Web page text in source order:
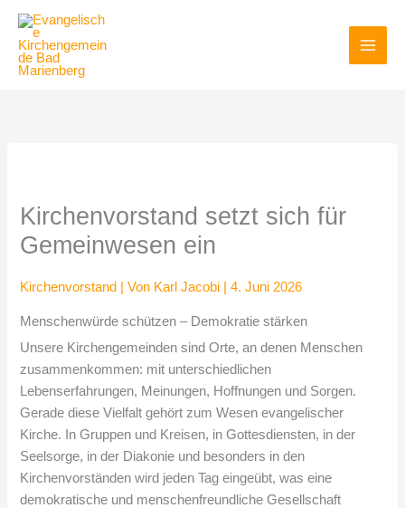
Inhalt
springen
Kirchenvorstand setzt sich für
Gemeinwesen ein
Kirchenvorstand | Von Karl Jacobi |4. Juni 2026
Menschenwürde schützen – Demokratie stärken
Unsere Kirchengemeinden sind Orte, an denen Menschen
zusammenkommen: mit unterschiedlichen
Lebenserfahrungen, Meinungen, Hoffnungen und Sorgen.
Gerade diese Vielfalt gehört zum Wesen evangelischer
Kirche. In Gruppen und Kreisen, in Gottesdiensten, in der
Seelsorge, in der Diakonie und besonders in den
Kirchenvorständen wird jeden Tag eingeübt, was eine
demokratische und menschenfreundliche Gesellschaft